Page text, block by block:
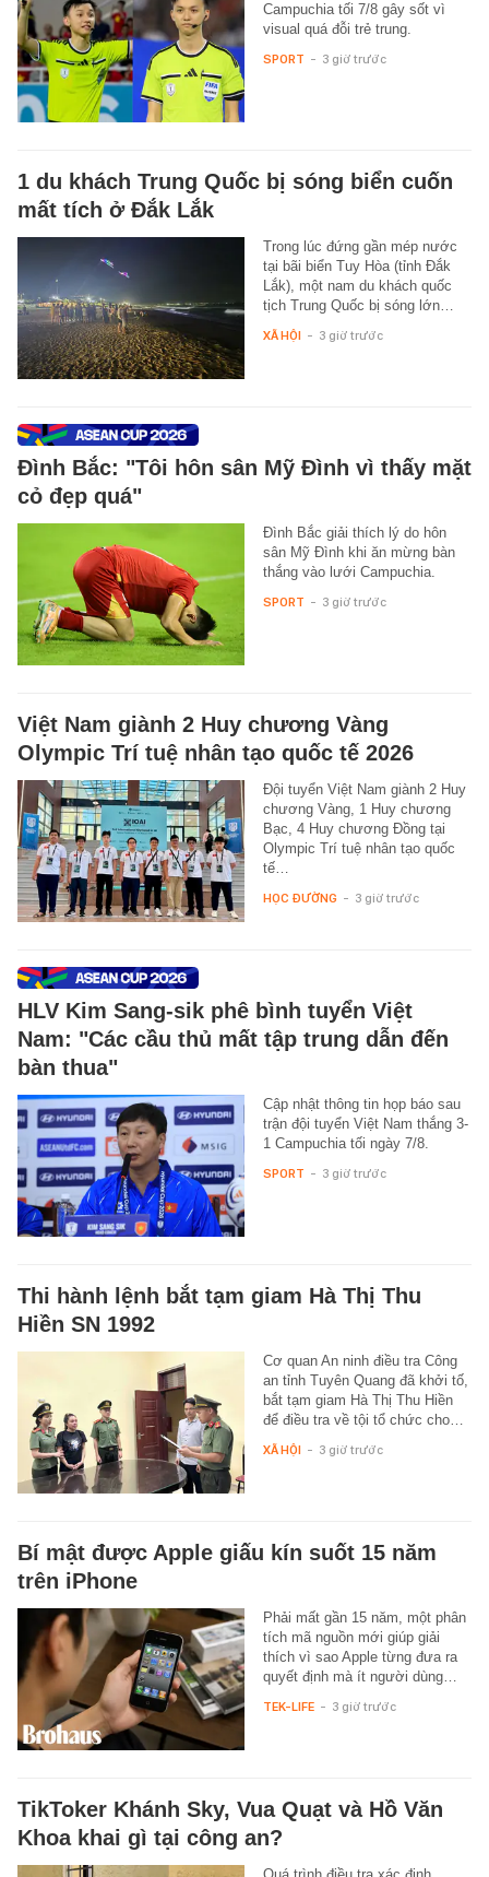
Campuchia tối 7/8 gây sốt vì
visual quá đỗi trẻ trung.
SPORT - 3 giờ trước
1 du khách Trung Quốc bị sóng biển cuốn
mất tích ở Đắk Lắk
Trong lúc đứng gần mép nước
tại bãi biển Tuy Hòa (tỉnh Đắk
Lắk), một nam du khách quốc
tịch Trung Quốc bị sóng lớn…
XÃ HỘI - 3 giờ trước
Đình Bắc: "Tôi hôn sân Mỹ Đình vì thấy mặt
cỏ đẹp quá"
Đình Bắc giải thích lý do hôn
sân Mỹ Đình khi ăn mừng bàn
thắng vào lưới Campuchia.
SPORT - 3 giờ trước
Việt Nam giành 2 Huy chương Vàng
Olympic Trí tuệ nhân tạo quốc tế 2026
Đội tuyển Việt Nam giành 2 Huy
chương Vàng, 1 Huy chương
Bạc, 4 Huy chương Đồng tại
Olympic Trí tuệ nhân tạo quốc
tế…
HỌC ĐƯỜNG - 3 giờ trước
HLV Kim Sang-sik phê bình tuyển Việt
Nam: "Các cầu thủ mất tập trung dẫn đến
bàn thua"
Cập nhật thông tin họp báo sau
trận đội tuyển Việt Nam thắng 3-
1 Campuchia tối ngày 7/8.
SPORT - 3 giờ trước
Thi hành lệnh bắt tạm giam Hà Thị Thu
Hiền SN 1992
Cơ quan An ninh điều tra Công
an tỉnh Tuyên Quang đã khởi tố,
bắt tạm giam Hà Thị Thu Hiền
để điều tra về tội tổ chức cho…
XÃ HỘI - 3 giờ trước
Bí mật được Apple giấu kín suốt 15 năm
trên iPhone
Phải mất gần 15 năm, một phân
tích mã nguồn mới giúp giải
thích vì sao Apple từng đưa ra
quyết định mà ít người dùng…
TEK-LIFE - 3 giờ trước
TikToker Khánh Sky, Vua Quạt và Hồ Văn
Khoa khai gì tại công an?